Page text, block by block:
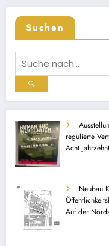
Suchen
regulierte
Acht
Neubau
Auf der